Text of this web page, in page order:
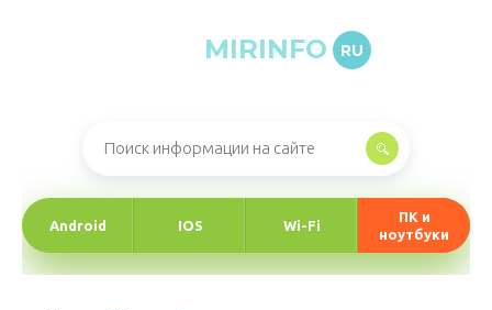
MIRINFO RU
Android IOS Wi-Fi
ПК и
ноутбуки